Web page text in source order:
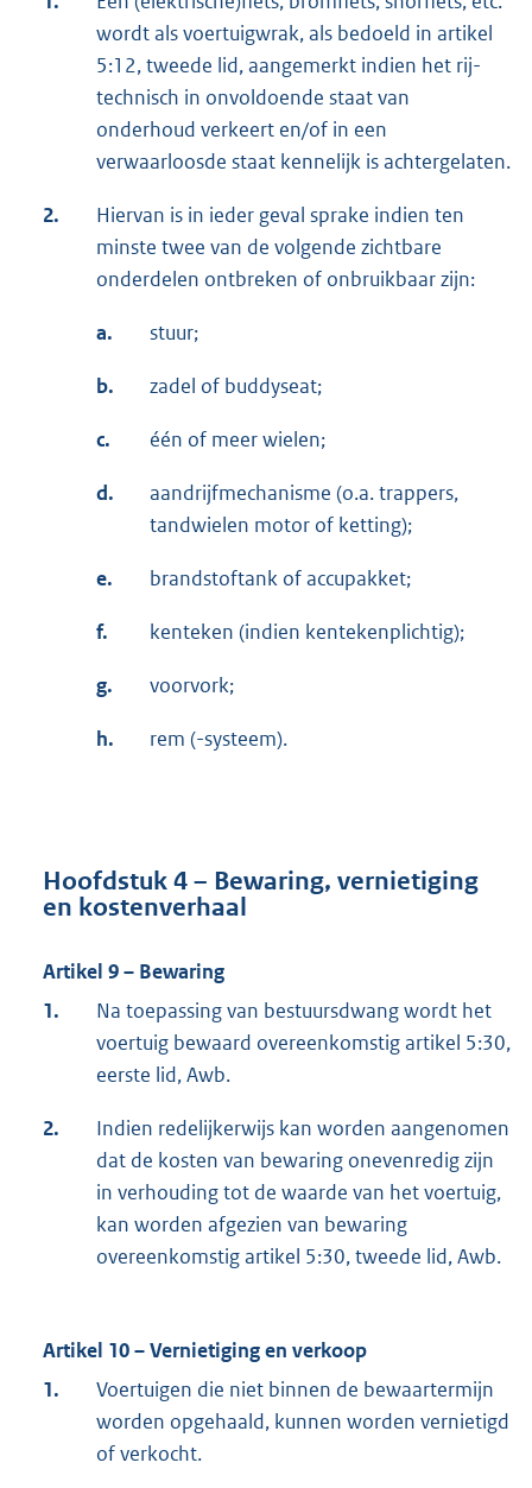
wordt als voertuigwrak, als bedoeld in artikel
5:12, tweede lid, aangemerkt indien het rij-
technisch in onvoldoende staat van
onderhoud verkeert en/of in een
verwaarloosde staat kennelijk is achtergelaten.
2.
Hiervan is in ieder geval sprake indien ten
minste twee van de volgende zichtbare
onderdelen ontbreken of onbruikbaar zijn:
a. stuur;
b. zadel of buddyseat;
c. één of meer wielen;
d.
aandrijfmechanisme (o.a. trappers,
tandwielen motor of ketting);
e. brandstoftank of accupakket;
f. kenteken (indien kentekenplichtig);
g. voorvork;
h. rem (-systeem).
Hoofdstuk 4 – Bewaring, vernietiging
en kostenverhaal
Artikel 9 – Bewaring
1.
Na toepassing van bestuursdwang wordt het
voertuig bewaard overeenkomstig artikel 5:30,
eerste lid, Awb.
2.
Indien redelijkerwijs kan worden aangenomen
dat de kosten van bewaring onevenredig zijn
in verhouding tot de waarde van het voertuig,
kan worden afgezien van bewaring
overeenkomstig artikel 5:30, tweede lid, Awb.
Artikel 10 – Vernietiging en verkoop
1.
Voertuigen die niet binnen de bewaartermijn
worden opgehaald, kunnen worden vernietigd
of verkocht.